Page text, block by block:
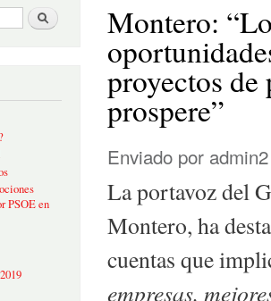
Buscar
PSOE en
Montero:
proyectos de
prospere”
Enviado por admin2
La portavoz del
Montero, ha
cuentas que
empresas,